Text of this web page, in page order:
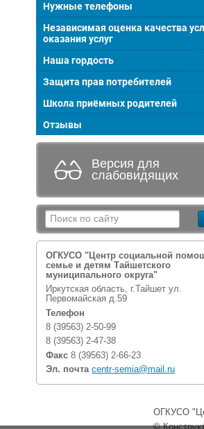
Нужные телефоны
Независимая оценка качества
оказания услуг
Наша гордость
Защита прав потребителей
Школа приёмных родителей
Отзывы
Версия для
слабовидящих
ОГКУСО "Центр социальной
семье и детям Тайшетского
муниципального округа"
Иркутская область, г.Тайшет ул.
Первомайская д.59
Телефон
8 (39563) 2-50-99
8 (39563) 2-47-38
Факс 8 (39563) 2-66-23
Эл. почта centr-semia@mail.ru
ОГКУСО